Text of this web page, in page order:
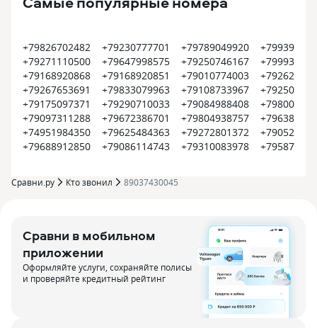
+79826702482
+79271110500
+79168920868
+79267653691
+79175097371
+79097311288
+74951984350
+79688912850
+79230777701
+79647998575
+79168920851
+79833079963
+79290710033
+79672386701
+79625484363
+79086114743
+79789049920
+79250746167
+79010774003
+79108733967
+79084988408
+79804938757
+79272801372
+79310083978
Сравни.ру Кто звонил 89037430045
Сравни в мобильном
приложении
Оформляйте услуги, сохраняйте полисы
и проверяйте кредитный рейтинг